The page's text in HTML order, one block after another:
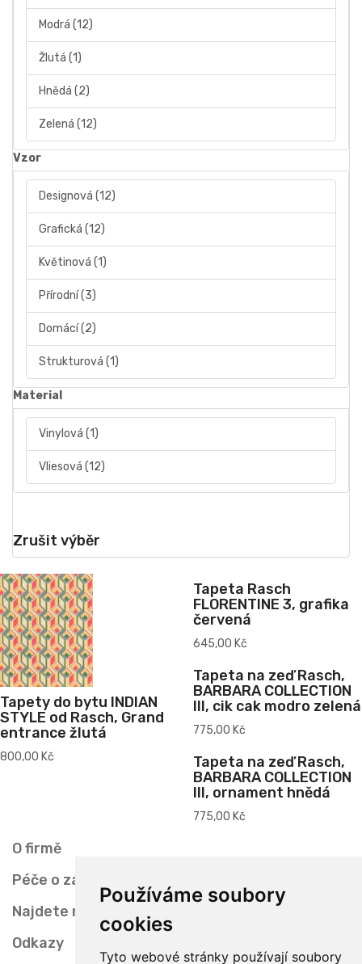
Používáme soubory
cookies
Tyto webové stránky používají soubory
Modrá (12)
Žlutá (1)
Hnědá (2)
Zelená (12)
Vzor
Designová (12)
Grafická (12)
Květinová (1)
Přírodní(3)
Domácí(2)
Strukturová (1)
Material
Vinylová (1)
Vliesová (12)
Zrušit výběr
Tapety do bytu INDIAN
STYLE od Rasch, Grand
entrance žlutá
800,00 Kč
Tapeta Rasch
FLORENTINE 3, grafika
červená
645,00 Kč
Tapeta na zeď Rasch,
BARBARA COLLECTION
III, cik cak modro zelená
775,00 Kč
Tapeta na zeď Rasch,
BARBARA COLLECTION
III, ornament hnědá
775,00 Kč
O firmě
Péče o zákazníka
Najdete nás
Odkazy